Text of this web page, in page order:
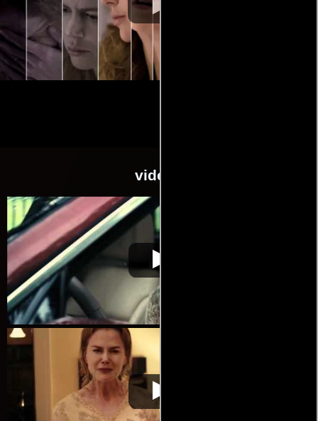
videos
El laberinto Video de la película El laberinto
El laberintoVideo de la película El laberinto